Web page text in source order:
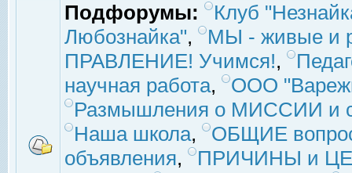
Подфорумы:
Клуб
Любознайка",
МЫ - живые и
ПРАВЛЕНИЕ! Учимся!,
научная работа,
ООО
Размышления о МИССИИ и
Наша школа,
ОБЩИЕ
объявления,
ПРИЧИНЫ и